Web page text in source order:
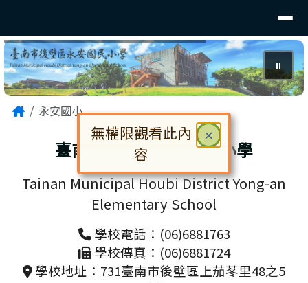
⏸
主內容區域
Home永安國小
臺南市後壁區永安國民小學
Tainan Municipal Houbi District Yong-an
Elementary School
學校電話：(06)6881763
學校傳真：(06)6881724
學校地址：731臺南市後壁區上茄苳里48之5
頁尾區域
× 關閉
無權限觀看此內
容
對話框已開啟。請使用 Tab 鍵在